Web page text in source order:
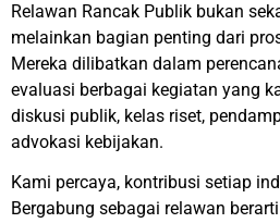
Relawan Rancak Publik bukan
melainkan bagian penting dari
Mereka dilibatkan dalam
evaluasi berbagai kegiatan yang
diskusi publik, kelas riset,
advokasi kebijakan.
Kami percaya, kontribusi setiap
Bergabung sebagai relawan